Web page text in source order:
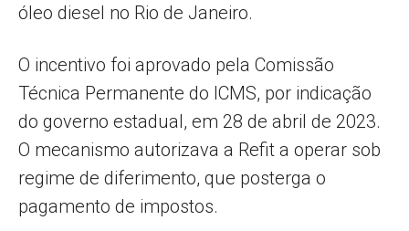
óleo diesel no Rio de Janeiro.
O incentivo foi aprovado pela Comissão
Técnica Permanente do ICMS, por indicação
do governo estadual, em 28 de abril de 2023.
O mecanismo autorizava a Refit a operar sob
regime de diferimento, que posterga o
pagamento de impostos.